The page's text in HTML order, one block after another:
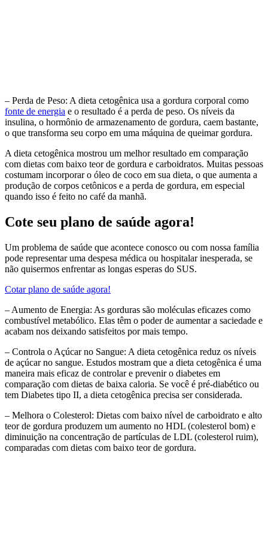
– Perda de Peso: A dieta cetogênica usa a gordura corporal como
fonte de energia e o resultado é a perda de peso. Os níveis da
insulina, o hormônio de armazenamento de gordura, caem bastante,
o que transforma seu corpo em uma máquina de queimar gordura.
A dieta cetogênica mostrou um melhor resultado em comparação
com dietas com baixo teor de gordura e carboidratos. Muitas pessoas
costumam incorporar o óleo de coco em sua dieta, o que aumenta a
produção de corpos cetônicos e a perda de gordura, em especial
quando isso é feito no café da manhã.
Cote seu plano de saúde agora!
Um problema de saúde que acontece conosco ou com nossa família
pode representar uma despesa médica ou hospitalar inesperada, se
não quisermos enfrentar as longas esperas do SUS.
Cotar plano de saúde agora!
– Aumento de Energia: As gorduras são moléculas eficazes como
combustível metabólico. Elas têm o poder de aumentar a saciedade e
acabam nos deixando satisfeitos por mais tempo.
– Controla o Açúcar no Sangue: A dieta cetogênica reduz os níveis
de açúcar no sangue. Estudos mostram que a dieta cetogênica é uma
maneira mais eficaz de controlar e prevenir o diabetes em
comparação com dietas de baixa caloria. Se você é pré-diabético ou
tem Diabetes tipo II, a dieta cetogênica precisa ser considerada.
– Melhora o Colesterol: Dietas com baixo nível de carboidrato e alto
teor de gordura produzem um aumento no HDL (colesterol bom) e
diminuição na concentração de partículas de LDL (colesterol ruim),
comparadas com dietas com baixo teor de gordura.